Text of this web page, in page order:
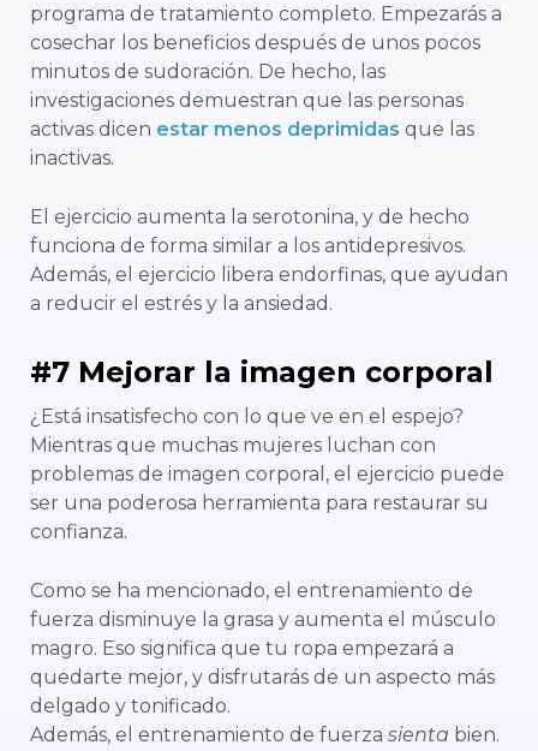
programa de tratamiento completo. Empezarás a
cosechar los beneficios después de unos pocos
minutos de sudoración. De hecho, las
investigaciones demuestran que las personas
activas dicen estar menos deprimidas que las
inactivas.
El ejercicio aumenta la serotonina, y de hecho
funciona de forma similar a los antidepresivos.
Además, el ejercicio libera endorfinas, que ayudan
a reducir el estrés y la ansiedad.
#7 Mejorar la imagen corporal
¿Está insatisfecho con lo que ve en el espejo?
Mientras que muchas mujeres luchan con
problemas de imagen corporal, el ejercicio puede
ser una poderosa herramienta para restaurar su
confianza.
Como se ha mencionado, el entrenamiento de
fuerza disminuye la grasa y aumenta el músculo
magro. Eso significa que tu ropa empezará a
quedarte mejor, y disfrutarás de un aspecto más
delgado y tonificado.
Además, el entrenamiento de fuerza sienta bien.